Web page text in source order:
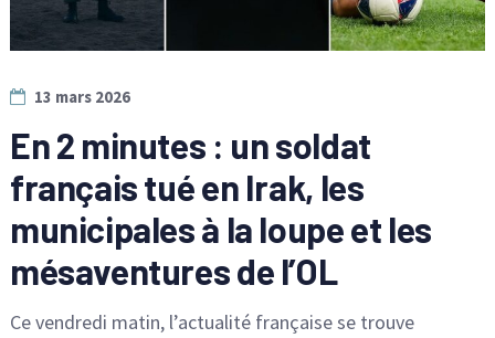
13 mars 2026
En 2 minutes : un soldat
français tué en Irak, les
municipales à la loupe et les
mésaventures de l’OL
Ce vendredi matin, l’actualité française se trouve